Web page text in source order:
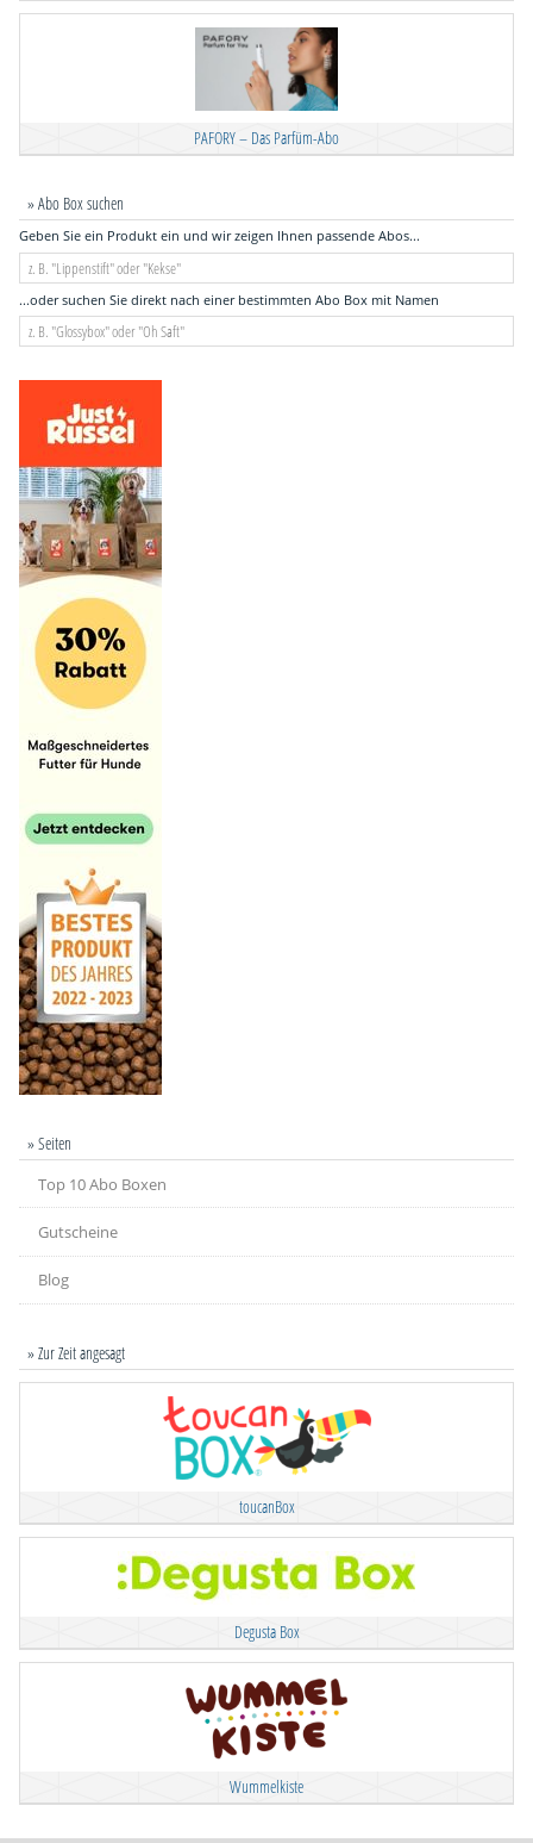
PAFORY – Das Parfüm-Abo
» Abo Box suchen
Geben Sie ein Produkt ein und wir zeigen Ihnen passende Abos...
...oder suchen Sie direkt nach einer bestimmten Abo Box mit Namen
» Seiten
Top 10 Abo Boxen
Gutscheine
Blog
» Zur Zeit angesagt
toucanBox
Degusta Box
Wummelkiste